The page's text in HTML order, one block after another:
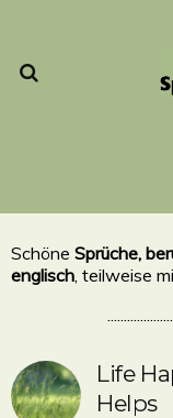
Schöne Sprüche,
englisch, teilweise
Life
Helps